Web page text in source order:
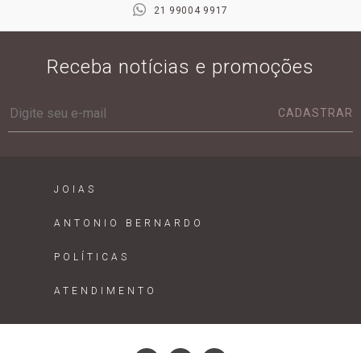
21 99004 9917
Receba notícias e promoções
CADASTRAR
JOIAS
ANTONIO BERNARDO
POLÍTICAS
ATENDIMENTO